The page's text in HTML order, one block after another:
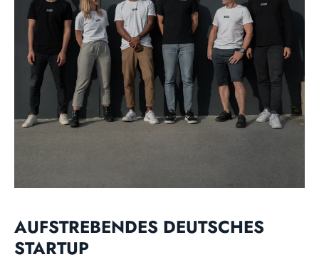
AUFSTREBENDES DEUTSCHES
STARTUP